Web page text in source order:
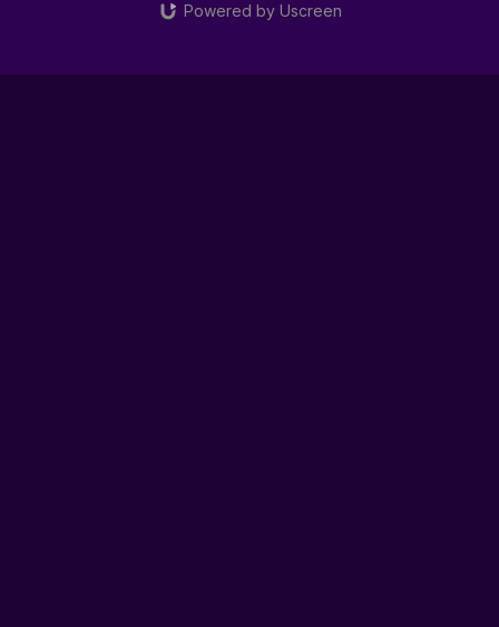
Powered by Uscreen